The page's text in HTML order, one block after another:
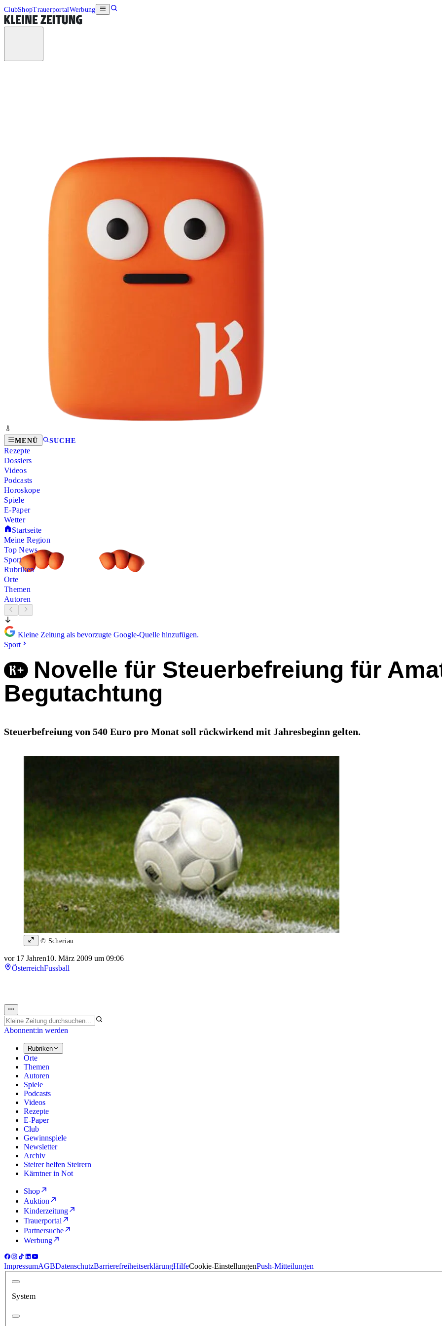
ClubShopTrauerportalWerbung
MENÜ SUCHE
Rezepte
Dossiers
Videos
Podcasts
Horoskope
Spiele
E-Paper
Wetter
Startseite
Meine Region
Top News
Sport
Rubriken
Orte
Themen
Autoren
Kleine Zeitung als bevorzugte Google-Quelle hinzufügen.
Sport
Novelle für Steuerbefreiung für
Begutachtung
Steuerbefreiung von 540 Euro pro Monat soll rückwirkend mit Jahresbeginn gelten.
© Scheriau
vor 17 Jahren10. März 2009 um 09:06
ÖsterreichFussball
Abonnent:in werden
Rubriken
Orte
Themen
Autoren
Spiele
Podcasts
Videos
Rezepte
E-Paper
Club
Gewinnspiele
Newsletter
Archiv
Steirer helfen Steirern
Kärntner in Not
Shop
Auktion
Kinderzeitung
Trauerportal
Partnersuche
Werbung
ImpressumAGBDatenschutzBarrierefreiheitserklärungHilfeCookie-EinstellungenPush-Mitteilungen
System